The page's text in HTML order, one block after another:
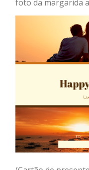
foto da margarida